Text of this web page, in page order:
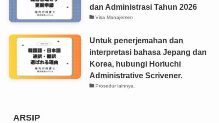
dan Administrasi Tahun 2026
Visa Manajemen
Untuk penerjemahan dan
interpretasi bahasa Jepang dan
Korea, hubungi Horiuchi
Administrative Scrivener.
Prosedur lainnya.
ARSIP